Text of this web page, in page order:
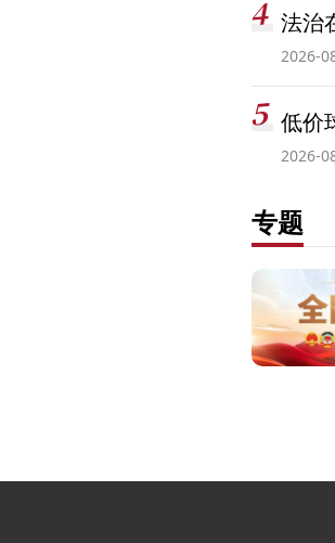
法治
2026-
低价
2026-
专题